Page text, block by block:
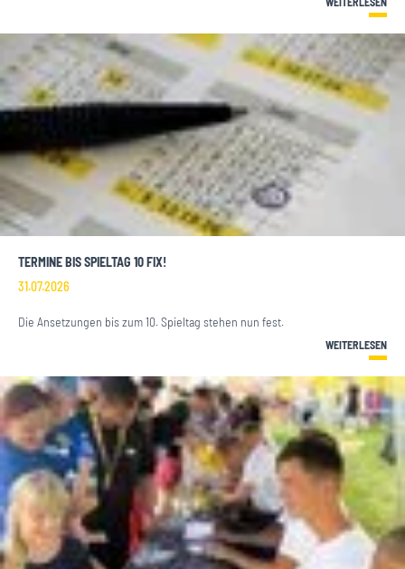
TERMINE BIS SPIELTAG 10 FIX!
31.07.2026
Die Ansetzungen bis zum 10. Spieltag stehen nun fest.
WEITERLESEN